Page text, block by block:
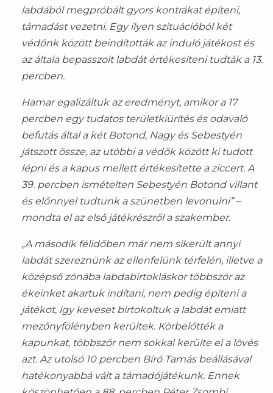
labdából megpróbált gyors kontrákat építeni,
támadást vezetni. Egy ilyen szituációból két
védőnk között beindították az induló játékost és
az általa bepasszolt labdát értékesíteni tudták a 13.
percben.
Hamar egalizáltuk az eredményt, amikor a 17
percben egy tudatos területkiürítés és odavaló
befutás által a két Botond, Nagy és Sebestyén
játszott össze, az utóbbi a védők között ki tudott
lépni és a kapus mellett értékesítette a ziccert. A
39. percben ismételten Sebestyén Botond villant
és előnnyel tudtunk a szünetben levonulni” –
mondta el az első játékrészről a szakember.
„A második félidőben már nem sikerült annyi
labdát szereznünk az ellenfelünk térfelén, illetve a
középső zónába labdabirtokláskor többször az
ékeinket akartuk indítani, nem pedig építeni a
játékot, így keveset birtokoltuk a labdát emiatt
mezőnyfölényben kerültek. Körbelőtték a
kapunkat, többször nem sokkal kerülte el a lövés
azt. Az utolsó 10 percben Bíró Tamás beállásával
hatékonyabbá vált a támadójátékunk. Ennek